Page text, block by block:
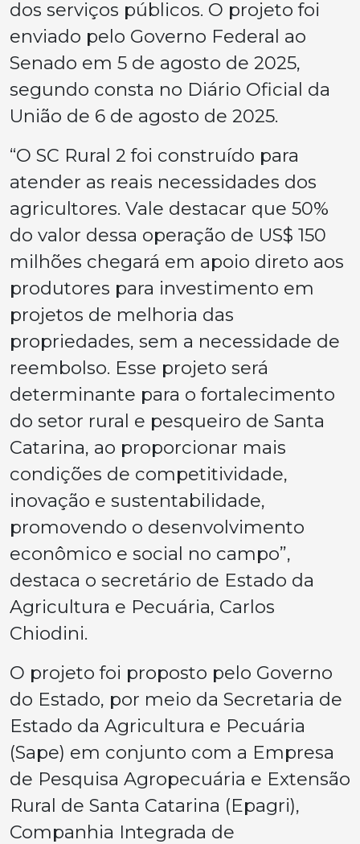
dos serviços públicos. O projeto foi
enviado pelo Governo Federal ao
Senado em 5 de agosto de 2025,
segundo consta no Diário Oficial da
União de 6 de agosto de 2025.
“O SC Rural 2 foi construído para
atender as reais necessidades dos
agricultores. Vale destacar que 50%
do valor dessa operação de US$ 150
milhões chegará em apoio direto aos
produtores para investimento em
projetos de melhoria das
propriedades, sem a necessidade de
reembolso. Esse projeto será
determinante para o fortalecimento
do setor rural e pesqueiro de Santa
Catarina, ao proporcionar mais
condições de competitividade,
inovação e sustentabilidade,
promovendo o desenvolvimento
econômico e social no campo”,
destaca o secretário de Estado da
Agricultura e Pecuária, Carlos
Chiodini.
O projeto foi proposto pelo Governo
do Estado, por meio da Secretaria de
Estado da Agricultura e Pecuária
(Sape) em conjunto com a Empresa
de Pesquisa Agropecuária e Extensão
Rural de Santa Catarina (Epagri),
Companhia Integrada de